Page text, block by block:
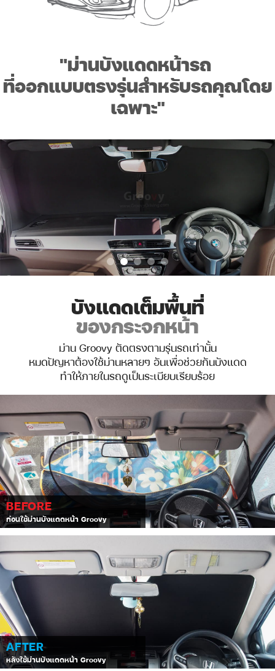
"ม่านบังแดดหน้ารถ
ที่ออกแบบตรงรุ่นสำหรับรถคุณโดย
เฉพาะ"
บังแดดเต็มพื้นที่
ของกระจกหน้า
ม่าน Groovy ตัดตรงตามรุ่นรถเท่านั้น
หมดปัญหาต้องใช้ม่านหลายๆ อันเพื่อช่วยกันบังแดด
ทำให้ภายในรถดูเป็นระเบียบเรียบร้อย
BEFORE
ก่อนใช้ม่านบังแดดหน้า Groovy
AFTER
หลังใช้ม่านบังแดดหน้า Groovy